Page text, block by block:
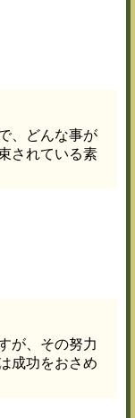
、どんな事が
されている素
が、その努力
成功をおさめ